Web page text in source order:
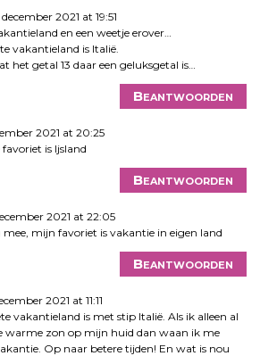
2021 at 19:51
en een weetje erover…
vakantieland is Italië.
het getal 13 daar een geluksgetal is…
Beantwoorden
2021 at 20:25
is Ijsland
Beantwoorden
2021 at 22:05
mee, mijn favoriet is vakantie in eigen land
Beantwoorden
2021 at 11:11
vakantieland is met stip Italië. Als ik alleen al
warme zon op mijn huid dan waan ik me
Op naar betere tijden! En wat is nou